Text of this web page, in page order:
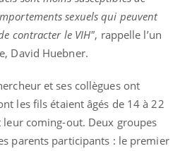
sexuels qui peuvent
contracter le VIH", rappelle l’un
David Huebner.
et ses collègues ont
les fils étaient âgés de 14 à 22
leur coming-out. Deux groupes
parents participants : le premier